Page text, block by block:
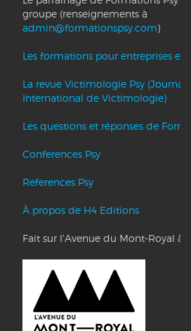
groupe (renseignements à
admin@formationspsy.com)
Les formations pour entreprises et
La revue Victimologie Psy (Journal
International de Victimologie)
Les questions et réponses de
Conferences Psy
References Psy
À propos de H4 Editions
Fait sur l'Avenue du Mont-Royal à